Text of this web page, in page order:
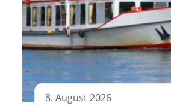
8. August 2026